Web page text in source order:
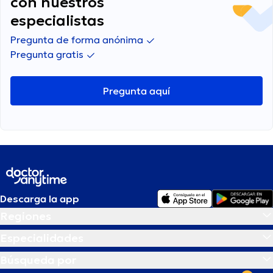
ojalá alguien me lea gracias
especialistas
Pregunta de forma anónima
Pregunta gratis
Pregunta aquí
Descarga la app